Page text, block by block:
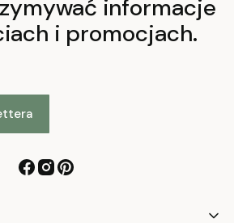
informacje
i promocjach.